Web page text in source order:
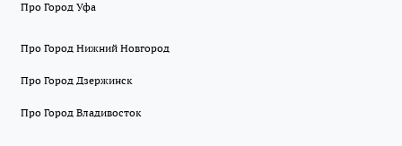
Про Город Уфа
Про Город Нижний Новгород
Про Город Дзержинск
Про Город Владивосток